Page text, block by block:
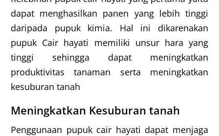
dapat menghasilkan panen yang lebih tinggi
daripada pupuk kimia. Hal ini dikarenakan
pupuk Cair hayati memiliki unsur hara yang
tinggi sehingga dapat meningkatkan
produktivitas tanaman serta meningkatkan
kesuburan tanah
Meningkatkan Kesuburan tanah
Penggunaan pupuk cair hayati dapat menjaga